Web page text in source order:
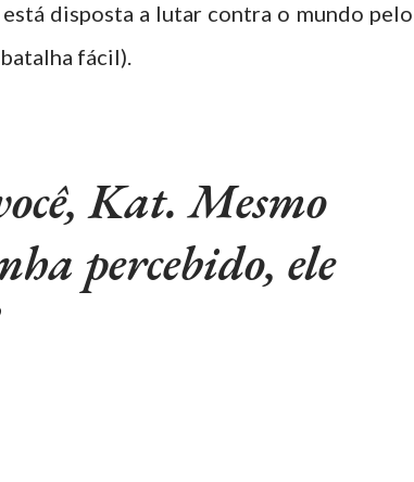
disposta a lutar contra o mundo
fácil).
Kat. Mesmo
percebido, ele